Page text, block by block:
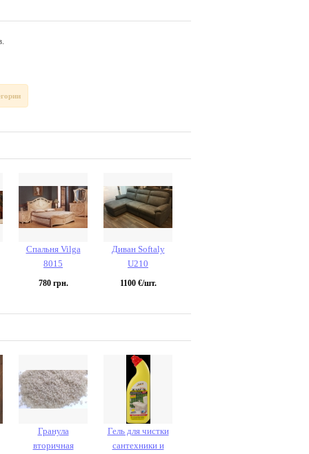
Спальня Vilga
8015
780грн.
Диван Softaly
U210
1100€/шт.
Гранула
вторичная
Гель для чистки
сантехники и